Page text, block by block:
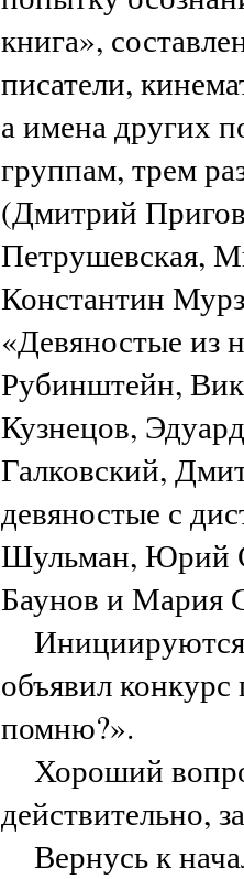
книга»,
писатели,
а имена других
группам, трем
(Дмитрий
Петрушевская,
Константин
«Девяностые из
Рубин­штейн,
Кузнецов,
Галковский,
девяностые с
Шульман, Юрий
Баунов и Мария
объявил
помню?».
Хороший
действительно,
Вернусь к